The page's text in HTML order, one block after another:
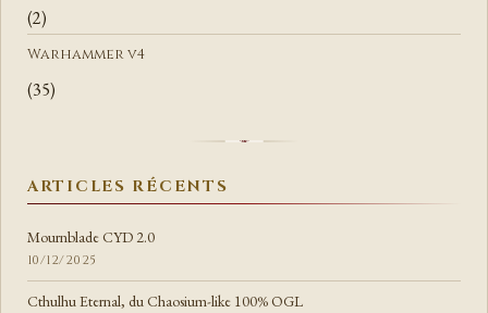
(2)
Warhammer v4
(35)
ARTICLES RÉCENTS
Mournblade CYD 2.0
10/12/2025
Cthulhu Eternal, du Chaosium-like 100% OGL